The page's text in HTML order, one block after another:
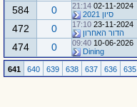
02-11-2024
21:14
סיון 2021
0
584
23-11-2024
17:10
הדור האחרון
0
472
10-06-2026
09:40
Dining
0
474
635
636
637
638
639
640
641